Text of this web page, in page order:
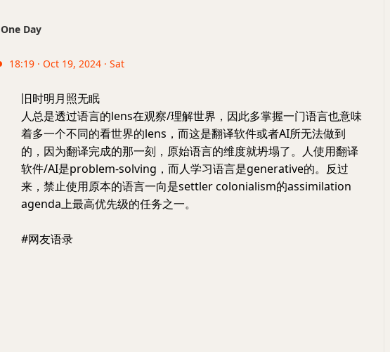
One Day
18:19 · Oct 19, 2024 · Sat
旧时明月照无眠
人总是透过语言的lens在观察/理解世界，因此多掌握一门语言也意味
着多一个不同的看世界的lens，而这是翻译软件或者AI所无法做到
的，因为翻译完成的那一刻，原始语言的维度就坍塌了。人使用翻译
软件/AI是problem-solving，而人学习语言是generative的。反过
来，禁止使用原本的语言一向是settler colonialism的assimilation
agenda上最高优先级的任务之一。
#网友语录